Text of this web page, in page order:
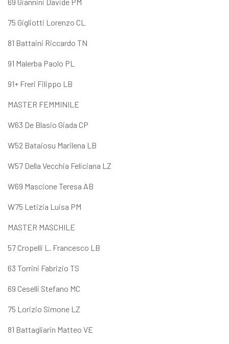
75 Gigliotti Lorenzo CL
81 Battaini Riccardo TN
91 Malerba Paolo PL
91+ Freri Filippo LB
MASTER FEMMINILE
W63 De Blasio Giada CP
W52 Bataiosu Marilena LB
W57 Della Vecchia Feliciana LZ
W69 Mascione Teresa AB
W75 Letizia Luisa PM
MASTER MASCHILE
57 Cropelli L. Francesco LB
63 Torrini Fabrizio TS
69 Ceselli Stefano MC
75 Lorizio Simone LZ
81 Battagliarin Matteo VE